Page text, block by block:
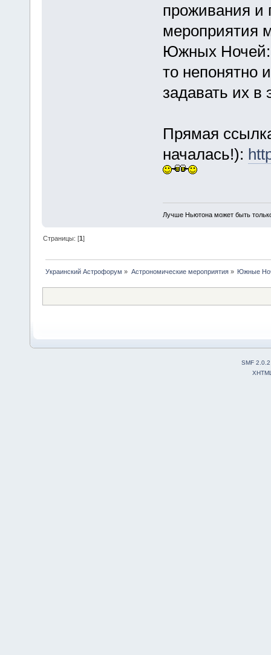
проживания и
мероприятия
Южных
то непонятно
задавать их в
Прямая
началась!):
Лучше Ньютона может быть
Страницы: [1]
Украинский Астрофорум » Астрономические мероприятия» Южные
SMF 2.0.2